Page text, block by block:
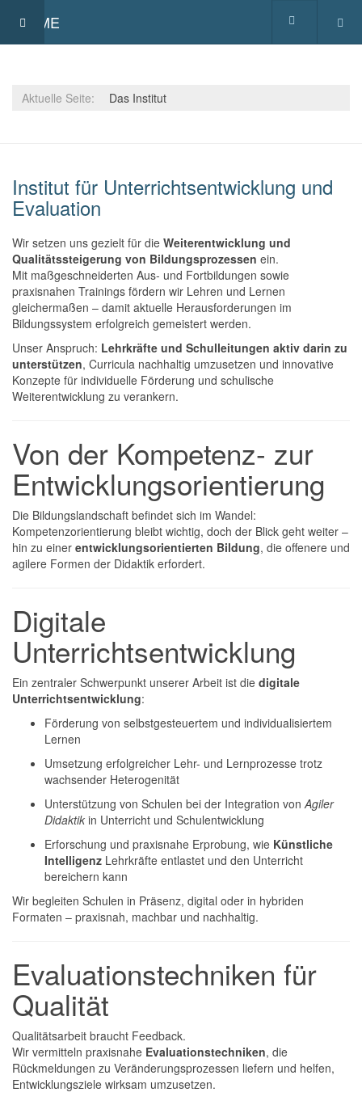
HOME
Aktuelle Seite: Das Institut
Institut für Unterrichtsentwicklung und
Evaluation
Wir setzen uns gezielt für die Weiterentwicklung und
Qualitätssteigerung von Bildungsprozessen ein.
Mit maßgeschneiderten Aus- und Fortbildungen sowie
praxisnahen Trainings fördern wir Lehren und Lernen
gleichermaßen – damit aktuelle Herausforderungen im
Bildungssystem erfolgreich gemeistert werden.
Unser Anspruch: Lehrkräfte und Schulleitungen aktiv darin zu
unterstützen, Curricula nachhaltig umzusetzen und innovative
Konzepte für individuelle Förderung und schulische
Weiterentwicklung zu verankern.
Von der Kompetenz- zur
Entwicklungsorientierung
Die Bildungslandschaft befindet sich im Wandel:
Kompetenzorientierung bleibt wichtig, doch der Blick geht weiter –
hin zu einer entwicklungsorientierten Bildung, die offenere und
agilere Formen der Didaktik erfordert.
Digitale
Unterrichtsentwicklung
Ein zentraler Schwerpunkt unserer Arbeit ist die digitale
Unterrichtsentwicklung:
Förderung von selbstgesteuertem und individualisiertem
Lernen
Umsetzung erfolgreicher Lehr- und Lernprozesse trotz
wachsender Heterogenität
Unterstützung von Schulen bei der Integration vonAgiler
Didaktik in Unterricht und Schulentwicklung
Erforschung und praxisnahe Erprobung, wie Künstliche
Intelligenz Lehrkräfte entlastet und den Unterricht
bereichern kann
Wir begleiten Schulen in Präsenz, digital oder in hybriden
Formaten – praxisnah, machbar und nachhaltig.
Evaluationstechniken für
Qualität
Qualitätsarbeit braucht Feedback.
Wir vermitteln praxisnahe Evaluationstechniken, die
Rückmeldungen zu Veränderungsprozessen liefern und helfen,
Entwicklungsziele wirksam umzusetzen.